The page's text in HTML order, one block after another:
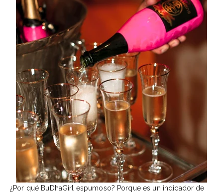
¿Por qué BuDhaGirl espumoso? Porque es un indicador de